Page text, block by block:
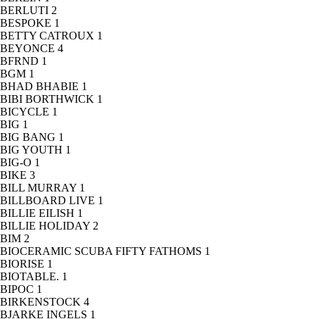
BERLUTI 2
BESPOKE 1
BETTY CATROUX 1
BEYONCE 4
BFRND 1
BGM 1
BHAD BHABIE 1
BIBI BORTHWICK 1
BICYCLE 1
BIG 1
BIG BANG 1
BIG YOUTH 1
BIG-O 1
BIKE 3
BILL MURRAY 1
BILLBOARD LIVE 1
BILLIE EILISH 1
BILLIE HOLIDAY 2
BIM 2
BIOCERAMIC SCUBA FIFTY FATHOMS 1
BIORISE 1
BIOTABLE. 1
BIPOC 1
BIRKENSTOCK 4
BJARKE INGELS 1